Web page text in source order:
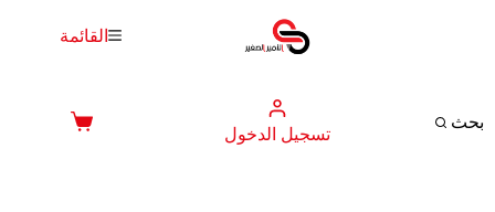
القائمة
بحث
تسجيل الدخول
عربة